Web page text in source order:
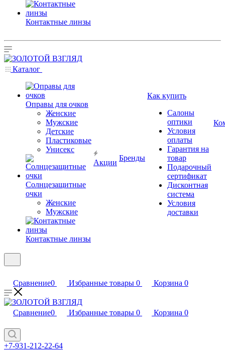
Контактные линзы
Каталог
Оправы для очков
Женские
Мужские
Детские
Пластиковые
Унисекс
Солнцезащитные
очки
Женские
Мужские
Контактные линзы
Акции
Бренды
Как купить
Салоны
оптики
Условия
оплаты
Гарантия на
товар
Подарочный
сертификат
Дисконтная
система
Условия
доставки
Сравнение0 Избранные товары 0 Корзина 0
Сравнение0 Избранные товары 0 Корзина 0
+7-931-212-22-64